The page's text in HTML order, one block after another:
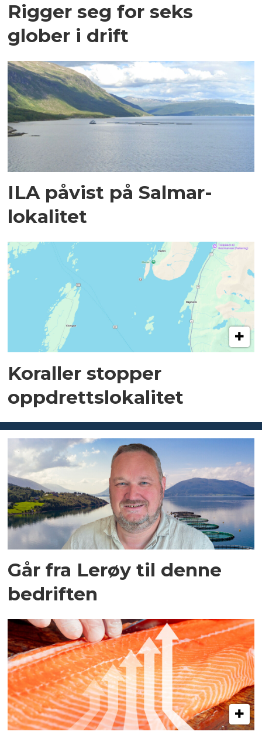
Rigger seg for seks
glober i drift
ILA påvist på Salmar-
lokalitet
Koraller stopper
oppdrettslokalitet
Går fra Lerøy til denne
bedriften